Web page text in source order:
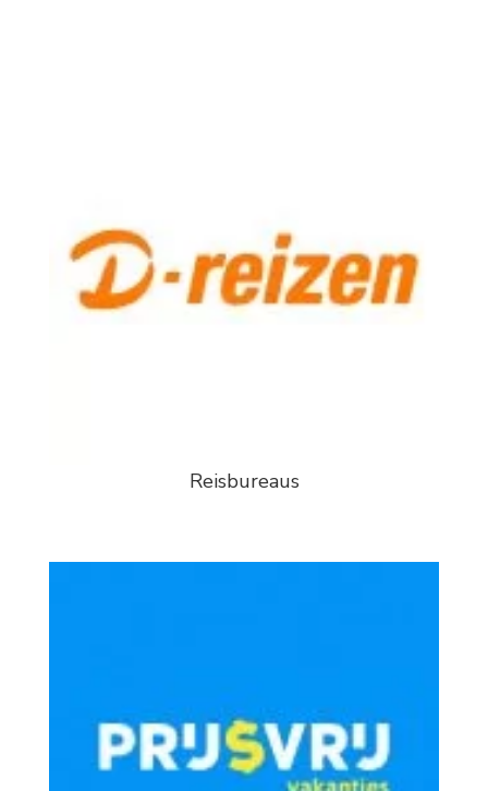
Reisbureaus